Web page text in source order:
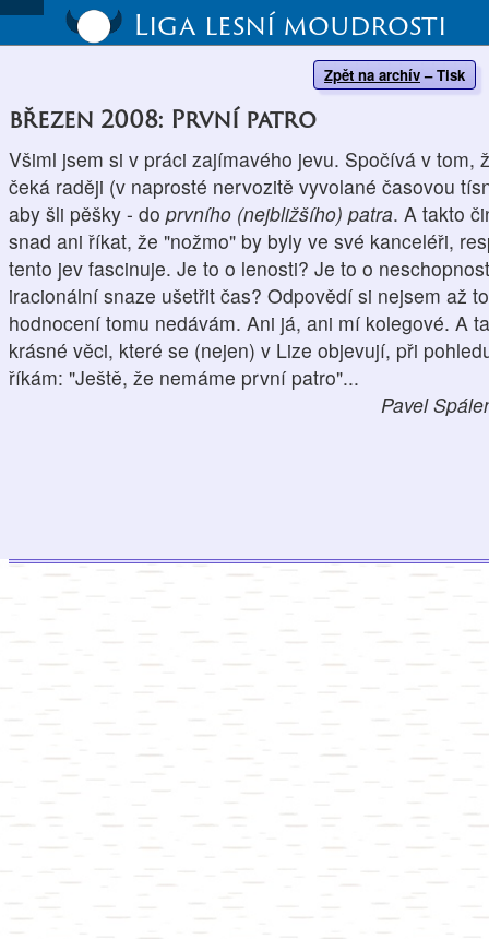
Liga lesní moudrosti
Zpět na archív – Tisk
březen 2008: První patro
Všiml jsem si v práci zajímavého jevu. Spočívá v tom,
čeká raději (v naprosté nervozitě vyvolané časovou
aby šli pěšky - do prvního (nejbližšího) patra. A takto
snad ani říkat, že "nožmo" by byly ve své kanceléři,
tento jev fascinuje. Je to o lenosti? Je to o
iracionální snaze ušetřit čas? Odpovědí si nejsem až
hodnocení tomu nedávám. Ani já, ani mí kolegové. A
krásné věci, které se (nejen) v Lize objevují, při
říkám: "Ještě, že nemáme první patro"...
Pavel